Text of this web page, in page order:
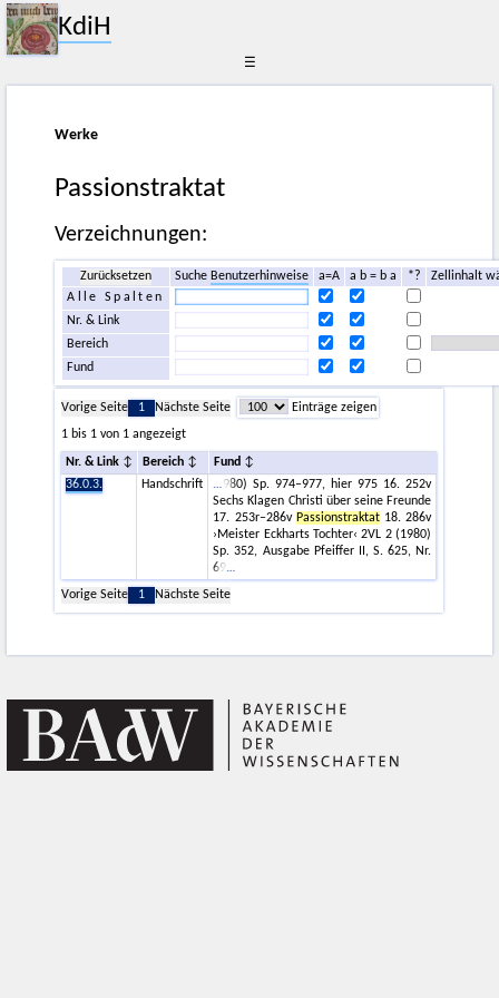
KdiH
☰
Werke
Passionstraktat
Verzeichnungen:
Zurücksetzen SucheBenutzerhinweise a=A a b = b a *?
Zellinhalt
Alle Spalten
Nr. & Link
Bereich
Fund
Vorige Seite 1 Nächste Seite
Einträge zeigen
1 bis 1 von 1 angezeigt
Nr. & Link Bereich
Fund
36.0.3.
Handschrift
980) Sp. 974–977, hier 975 16. 252v
Sechs Klagen Christi über seine Freunde
17. 253r–286v Passionstraktat18. 286v
›Meister Eckharts Tochter‹ 2VL 2 (1980)
Sp. 352, Ausgabe Pfeiffer II, S. 625, Nr.
69
Vorige Seite
1 Nächste Seite